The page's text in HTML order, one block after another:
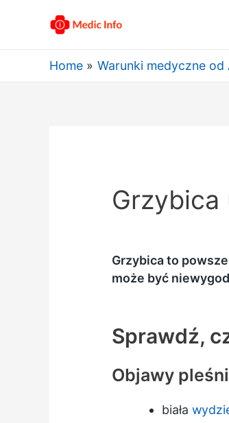
Home Warunki medyczne od
Grzybica
Grzybica to
może być
Sprawdź,
Objawy
biała